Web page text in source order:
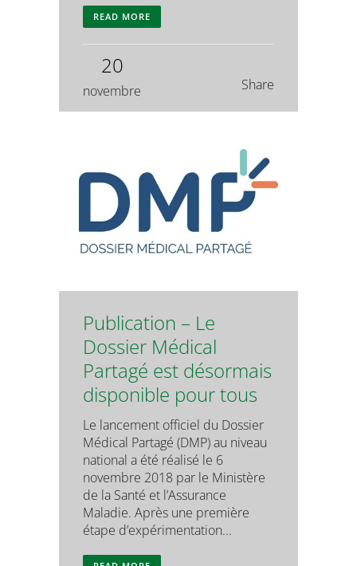
READ MORE
20
novembre Share
Publication – Le
Dossier Médical
Partagé est désormais
disponible pour tous
Le lancement officiel du Dossier
Médical Partagé (DMP) au niveau
national a été réalisé le 6
novembre 2018 par le Ministère
de la Santé et l’Assurance
Maladie. Après une première
étape d’expérimentation...